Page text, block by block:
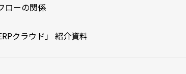
ローの関係
クラウド」 紹介資料